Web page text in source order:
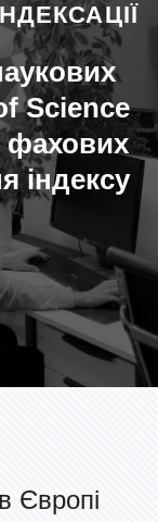
Science
фахових
індексу
Європі